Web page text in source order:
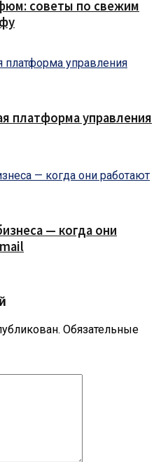
советы по свежим
платформа управления
— когда они
Обязательные